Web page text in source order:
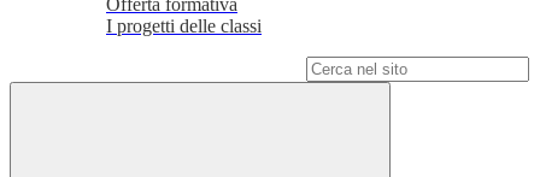
Offerta formativa
I progetti delle classi